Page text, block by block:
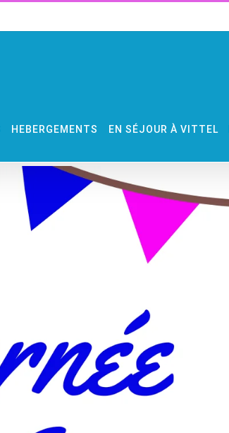
HEBERGEMENTS EN SÉJOUR À VITTEL